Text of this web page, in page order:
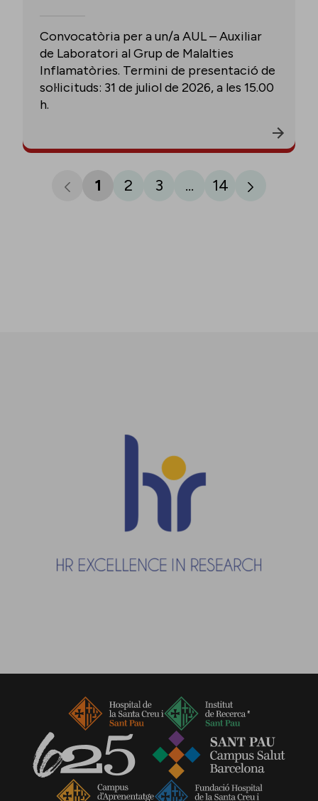
Convocatòria per a un/a AUL – Auxiliar
de Laboratori al Grup de Malalties
Inflamatòries. Termini de presentació de
sol·licituds: 31 de juliol de 2026, a les 15.00
h.
1 2 3 ... 14